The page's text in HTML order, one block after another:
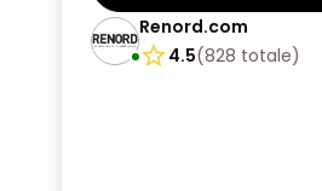
Renord.com
4.5(828 totale)